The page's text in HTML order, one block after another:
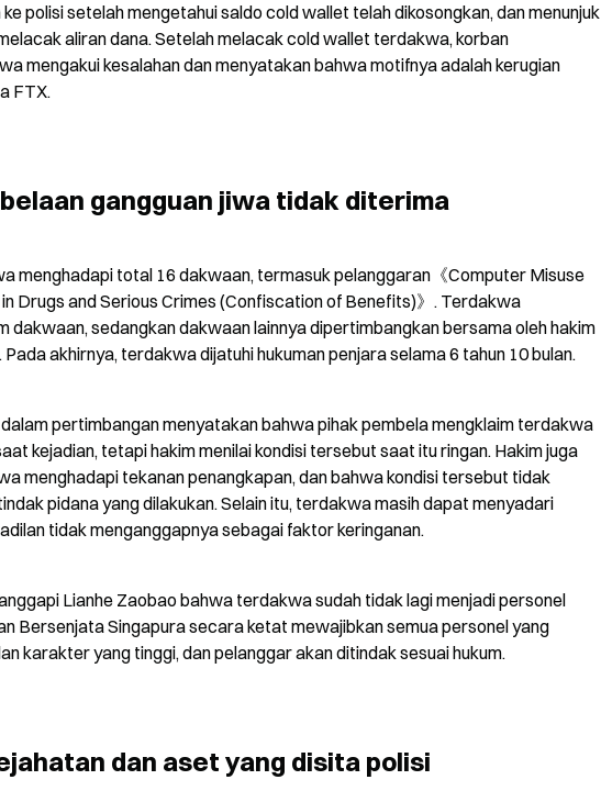
polisi setelah mengetahui saldo cold wallet telah dikosongkan, dan menunjuk
aliran dana. Setelah melacak cold wallet terdakwa, korban
mengakui kesalahan dan menyatakan bahwa motifnya adalah kerugian
FTX.
gangguan jiwa tidak diterima
menghadapi total 16 dakwaan, termasuk pelanggaran《Computer Misuse
Drugs and Serious Crimes (Confiscation of Benefits)》. Terdakwa
dakwaan, sedangkan dakwaan lainnya dipertimbangkan bersama oleh hakim
akhirnya, terdakwa dijatuhi hukuman penjara selama 6 tahun 10 bulan.
pertimbangan menyatakan bahwa pihak pembela mengklaim terdakwa
kejadian, tetapi hakim menilai kondisi tersebut saat itu ringan. Hakim juga
menghadapi tekanan penangkapan, dan bahwa kondisi tersebut tidak
pidana yang dilakukan. Selain itu, terdakwa masih dapat menyadari
tidak menganggapnya sebagai faktor keringanan.
Lianhe Zaobao bahwa terdakwa sudah tidak lagi menjadi personel
Bersenjata Singapura secara ketat mewajibkan semua personel yang
karakter yang tinggi, dan pelanggar akan ditindak sesuai hukum.
dan aset yang disita polisi